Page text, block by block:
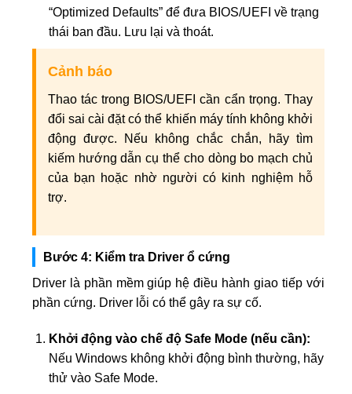
“Optimized Defaults” để đưa BIOS/UEFI về trạng
thái ban đầu. Lưu lại và thoát.
Cảnh báo
Thao tác trong BIOS/UEFI cần cẩn trọng. Thay
đổi sai cài đặt có thể khiến máy tính không khởi
động được. Nếu không chắc chắn, hãy tìm
kiếm hướng dẫn cụ thể cho dòng bo mạch chủ
của bạn hoặc nhờ người có kinh nghiệm hỗ
trợ.
Bước 4: Kiểm tra Driver ổ cứng
Driver là phần mềm giúp hệ điều hành giao tiếp với
phần cứng. Driver lỗi có thể gây ra sự cố.
Khởi động vào chế độ Safe Mode (nếu cần):
Nếu Windows không khởi động bình thường, hãy
thử vào Safe Mode.